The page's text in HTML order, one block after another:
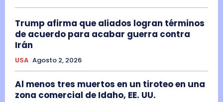
Trump afirma que aliados logran términos
de acuerdo para acabar guerra contra
Irán
USA Agosto 2, 2026
Al menos tres muertos en un tiroteo en una
zona comercial de Idaho, EE. UU.